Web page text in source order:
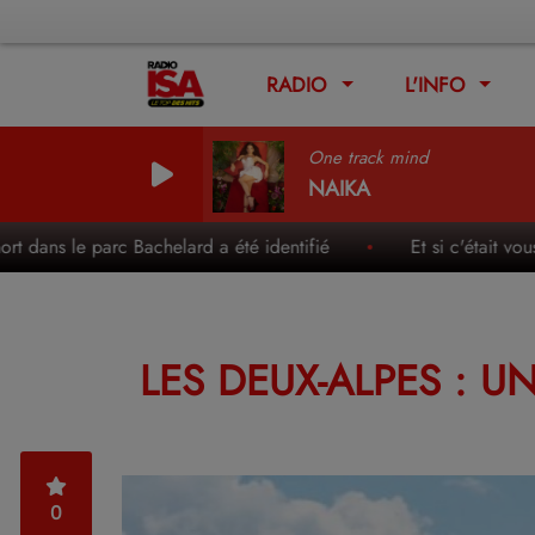
RADIO L'INFO
One track mind
NAIKA
parc Bachelard a été identifié Et si c'était vous la
LES DEUX-ALPES :
0